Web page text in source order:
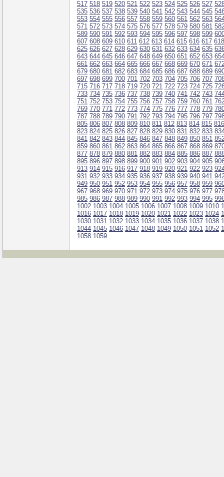
517 518 519 520 521 522 523 524 525 526 527
535 536 537 538 539 540 541 542 543 544 545
553 554 555 556 557 558 559 560 561 562 563
571 572 573 574 575 576 577 578 579 580 581
589 590 591 592 593 594 595 596 597 598 599
607 608 609 610 611 612 613 614 615 616 617 618
625 626 627 628 629 630 631 632 633 634 635
643 644 645 646 647 648 649 650 651 652 653
661 662 663 664 665 666 667 668 669 670 671
679 680 681 682 683 684 685 686 687 688 689
697 698 699 700 701 702 703 704 705 706 707
715 716 717 718 719 720 721 722 723 724 725
733 734 735 736 737 738 739 740 741 742 743
751 752 753 754 755 756 757 758 759 760 761
769 770 771 772 773 774 775 776 777 778 779
787 788 789 790 791 792 793 794 795 796 797
805 806 807 808 809 810 811 812 813 814 815 816
823 824 825 826 827 828 829 830 831 832 833
841 842 843 844 845 846 847 848 849 850 851
859 860 861 862 863 864 865 866 867 868 869
877 878 879 880 881 882 883 884 885 886 887
895 896 897 898 899 900 901 902 903 904 905
913 914 915 916 917 918 919 920 921 922 923
931 932 933 934 935 936 937 938 939 940 941
949 950 951 952 953 954 955 956 957 958 959
967 968 969 970 971 972 973 974 975 976 977
985 986 987 988 989 990 991 992 993 994 995
1002 1003 1004 1005 1006 1007 1008 1009 1010
1016 1017 1018 1019 1020 1021 1022 1023 1024
1030 1031 1032 1033 1034 1035 1036 1037 1038
1044 1045 1046 1047 1048 1049 1050 1051 1052
1058 1059